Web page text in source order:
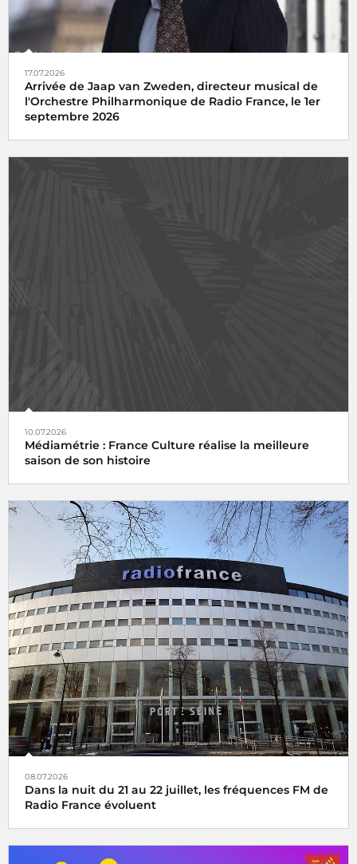
17.07.2026
Arrivée de Jaap van Zweden, directeur musical de
l'Orchestre Philharmonique de Radio France, le 1er
septembre 2026
10.07.2026
Médiamétrie : France Culture réalise la meilleure
saison de son histoire
08.07.2026
Dans la nuit du 21 au 22 juillet, les fréquences FM de
Radio France évoluent